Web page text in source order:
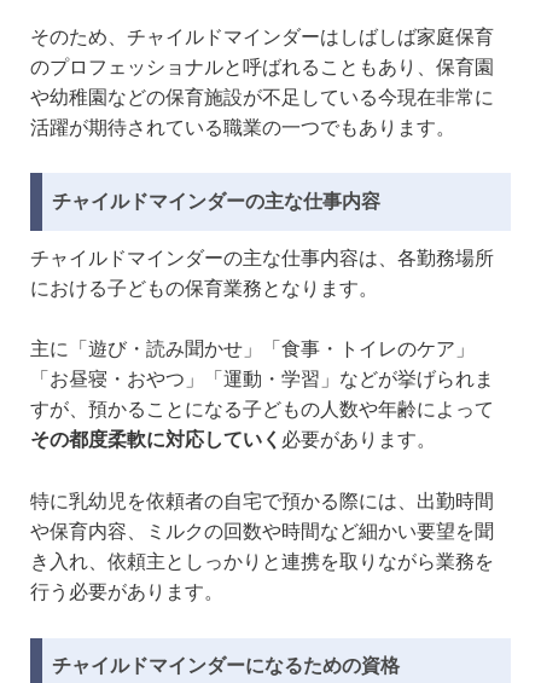
そのため、チャイルドマインダーはしばしば家庭保育
のプロフェッショナルと呼ばれることもあり、保育園
や幼稚園などの保育施設が不足している今現在非常に
活躍が期待されている職業の一つでもあります。
チャイルドマインダーの主な仕事内容
チャイルドマインダーの主な仕事内容は、各勤務場所
における子どもの保育業務となります。
主に「遊び・読み聞かせ」「食事・トイレのケア」
「お昼寝・おやつ」「運動・学習」などが挙げられま
すが、預かることになる子どもの人数や年齢によって
その都度柔軟に対応していく 必要があります。
特に乳幼児を依頼者の自宅で預かる際には、出勤時間
や保育内容、ミルクの回数や時間など細かい要望を聞
き入れ、依頼主としっかりと連携を取りながら業務を
行う必要があります。
チャイルドマインダーになるための資格